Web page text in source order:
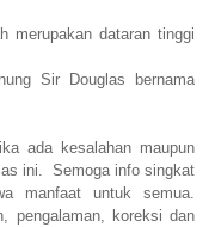
merupakan dataran tinggi
Sir Douglas bernama
ada kesalahan maupun
ini. Semoga info singkat
manfaat untuk semua.
pengalaman, koreksi dan